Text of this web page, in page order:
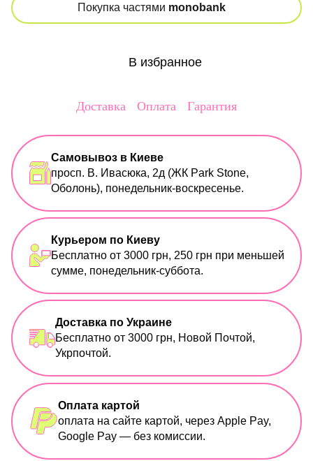
Покупка частями monobank
В избранное
Доставка Оплата Гарантия
Самовывоз в Киеве
просп. В. Ивасюка, 2д (ЖК Park Stone,
Оболонь), понедельник-воскресенье.
Курьером по Киеву
Бесплатно от 3000 грн, 250 грн при меньшей
сумме, понедельник-суббота.
Доставка по Украине
Бесплатно от 3000 грн, Новой Почтой,
Укрпочтой.
Оплата картой
оплата на сайте картой, через Apple Pay,
Google Pay — без комиссии.